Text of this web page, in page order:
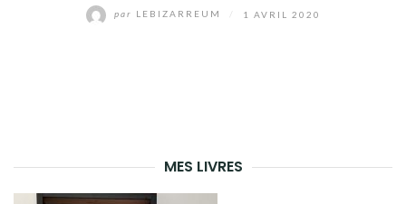
par LEBIZARREUM 1 AVRIL 2020
MES LIVRES